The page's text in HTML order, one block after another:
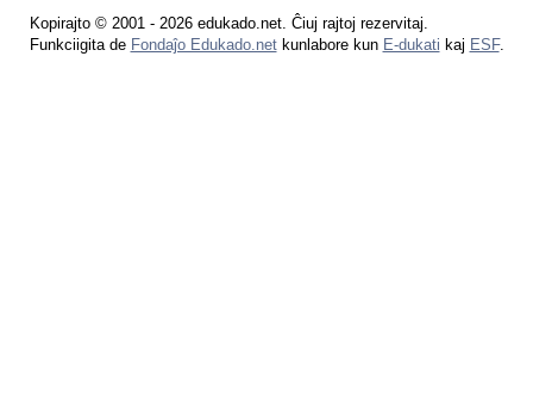
Kopirajto © 2001 - 2026 edukado.net. Ĉiuj rajtoj rezervitaj.
Funkciigita de Fondaĵo Edukado.netkunlabore kun E-dukati kaj ESF.